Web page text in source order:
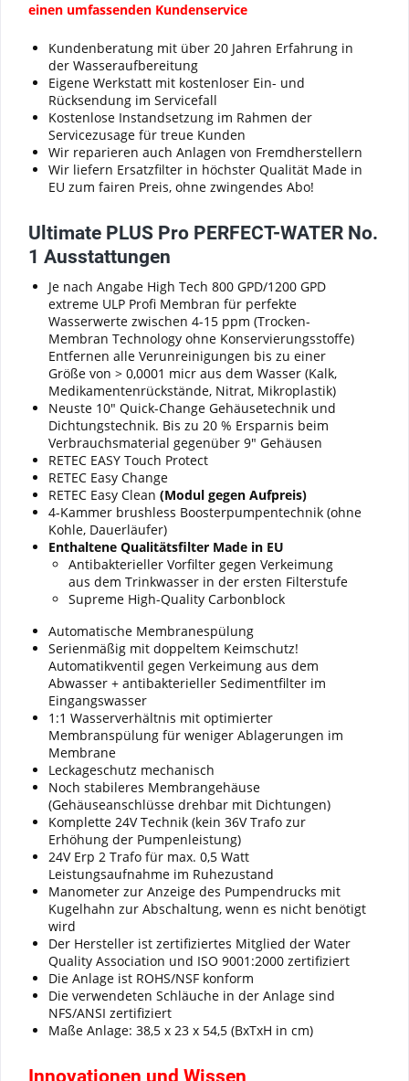
einen umfassenden Kundenservice
Kundenberatung mit über 20 Jahren Erfahrung in
der Wasseraufbereitung
Eigene Werkstatt mit kostenloser Ein- und
Rücksendung im Servicefall
Kostenlose Instandsetzung im Rahmen der
Servicezusage für treue Kunden
Wir reparieren auch Anlagen von Fremdherstellern
Wir liefern Ersatzfilter in höchster Qualität Made in
EU zum fairen Preis, ohne zwingendes Abo!
Ultimate PLUS Pro PERFECT-WATER No.
1 Ausstattungen
Je nach Angabe High Tech 800 GPD/1200 GPD
extreme ULP Profi Membran für perfekte
Wasserwerte zwischen 4-15 ppm (Trocken-
Membran Technology ohne Konservierungsstoffe)
Entfernen alle Verunreinigungen bis zu einer
Größe von > 0,0001 micr aus dem Wasser (Kalk,
Medikamentenrückstände, Nitrat, Mikroplastik)
Neuste 10" Quick-Change Gehäusetechnik und
Dichtungstechnik. Bis zu 20 % Ersparnis beim
Verbrauchsmaterial gegenüber 9" Gehäusen
RETEC EASY Touch Protect
RETEC Easy Change
RETEC Easy Clean (Modul gegen Aufpreis)
4-Kammer brushless Boosterpumpentechnik (ohne
Kohle, Dauerläufer)
Enthaltene Qualitätsfilter Made in EU
Antibakterieller Vorfilter gegen Verkeimung
aus dem Trinkwasser in der ersten Filterstufe
Supreme High-Quality Carbonblock
Automatische Membranespülung
Serienmäßig mit doppeltem Keimschutz!
Automatikventil gegen Verkeimung aus dem
Abwasser + antibakterieller Sedimentfilter im
Eingangswasser
1:1 Wasserverhältnis mit optimierter
Membranspülung für weniger Ablagerungen im
Membrane
Leckageschutz mechanisch
Noch stabileres Membrangehäuse
(Gehäuseanschlüsse drehbar mit Dichtungen)
Komplette 24V Technik (kein 36V Trafo zur
Erhöhung der Pumpenleistung)
24V Erp 2 Trafo für max. 0,5 Watt
Leistungsaufnahme im Ruhezustand
Manometer zur Anzeige des Pumpendrucks mit
Kugelhahn zur Abschaltung, wenn es nicht benötigt
wird
Der Hersteller ist zertifiziertes Mitglied der Water
Quality Association und ISO 9001:2000 zertifiziert
Die Anlage ist ROHS/NSF konform
Die verwendeten Schläuche in der Anlage sind
NFS/ANSI zertifiziert
Maße Anlage: 38,5 x 23 x 54,5 (BxTxH in cm)
Innovationen und Wissen